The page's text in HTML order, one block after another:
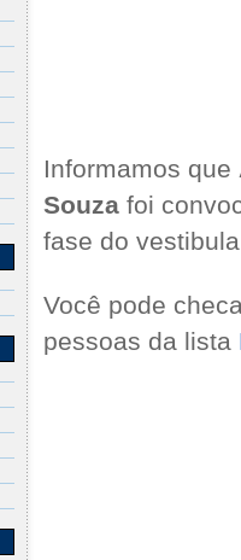
Informamos que
Souza foi
fase do
Você pode
pessoas da lista